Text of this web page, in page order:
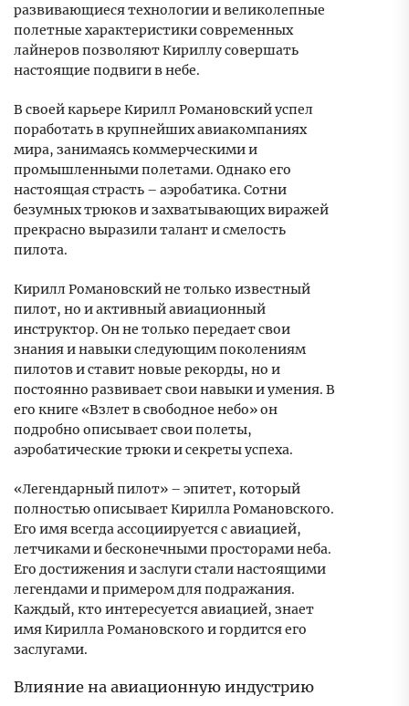
развивающиеся технологии и великолепные
полетные характеристики современных
лайнеров позволяют Кириллу совершать
настоящие подвиги в небе.
В своей карьере Кирилл Романовский успел
поработать в крупнейших авиакомпаниях
мира, занимаясь коммерческими и
промышленными полетами. Однако его
настоящая страсть – аэробатика. Сотни
безумных трюков и захватывающих виражей
прекрасно выразили талант и смелость
пилота.
Кирилл Романовский не только известный
пилот, но и активный авиационный
инструктор. Он не только передает свои
знания и навыки следующим поколениям
пилотов и ставит новые рекорды, но и
постоянно развивает свои навыки и умения. В
его книге «Взлет в свободное небо» он
подробно описывает свои полеты,
аэробатические трюки и секреты успеха.
«Легендарный пилот» – эпитет, который
полностью описывает Кирилла Романовского.
Его имя всегда ассоциируется с авиацией,
летчиками и бесконечными просторами неба.
Его достижения и заслуги стали настоящими
легендами и примером для подражания.
Каждый, кто интересуется авиацией, знает
имя Кирилла Романовского и гордится его
заслугами.
Влияние на авиационную индустрию